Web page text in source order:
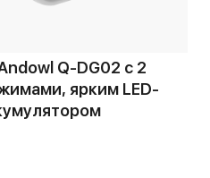
Q-DG02 с 2
ярким LED-